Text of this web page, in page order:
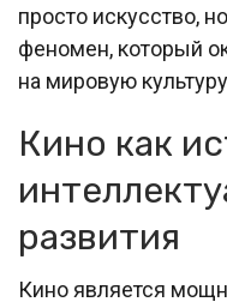
просто искусство,
феномен, который
на мировую
Кино как
развития
Кино является